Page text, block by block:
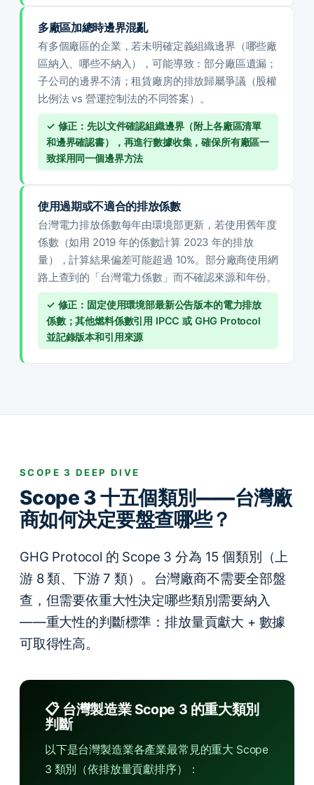
多廠區加總時邊界混亂
有多個廠區的企業，若未明確定義組織邊界（哪些廠
區納入、哪些不納入），可能導致：部分廠區遺漏；
子公司的邊界不清；租賃廠房的排放歸屬爭議（股權
比例法 vs 營運控制法的不同答案）。
✓ 修正：先以文件確認組織邊界（附上各廠區清單
和邊界確認書），再進行數據收集，確保所有廠區一
致採用同一個邊界方法
使用過期或不適合的排放係數
台灣電力排放係數每年由環境部更新，若使用舊年度
係數（如用 2019 年的係數計算 2023 年的排放
量），計算結果偏差可能超過 10%。部分廠商使用網
路上查到的「台灣電力係數」而不確認來源和年份。
✓ 修正：固定使用環境部最新公告版本的電力排放
係數；其他燃料係數引用 IPCC 或 GHG Protocol
並記錄版本和引用來源
SCOPE 3 DEEP DIVE
Scope 3 十五個類別——台灣廠
商如何決定要盤查哪些？
GHG Protocol 的 Scope 3 分為 15 個類別（上
游 8 類、下游 7 類）。台灣廠商不需要全部盤
查，但需要依重大性決定哪些類別需要納入
——重大性的判斷標準：排放量貢獻大 + 數據
可取得性高。
📋 台灣製造業 Scope 3 的重大類別
判斷
以下是台灣製造業各產業最常見的重大 Scope
3 類別（依排放量貢獻排序）：